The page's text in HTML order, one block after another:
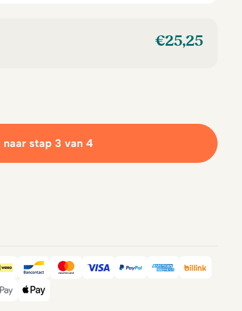
€25,25
Direct naar stap 3 van 4
iDeal BancontactMastercard
Visa PayPalAmerican
Billink
Google PayApple Pay